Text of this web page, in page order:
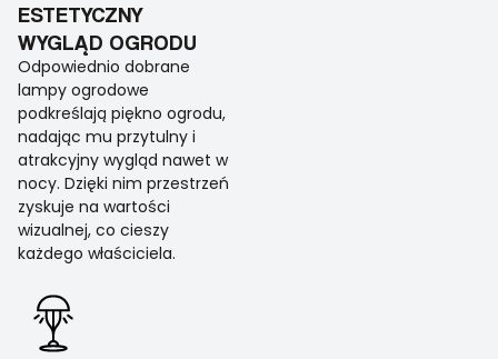
ESTETYCZNY
WYGLĄD OGRODU
Odpowiednio dobrane
lampy ogrodowe
podkreślają piękno ogrodu,
nadając mu przytulny i
atrakcyjny wygląd nawet w
nocy. Dzięki nim przestrzeń
zyskuje na wartości
wizualnej, co cieszy
każdego właściciela.